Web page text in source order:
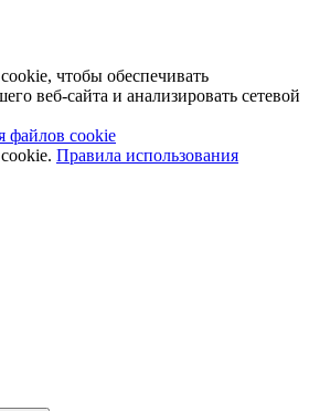
чтобы обеспечивать
веб-сайта и анализировать сетевой
файлов cookie
Правила использования